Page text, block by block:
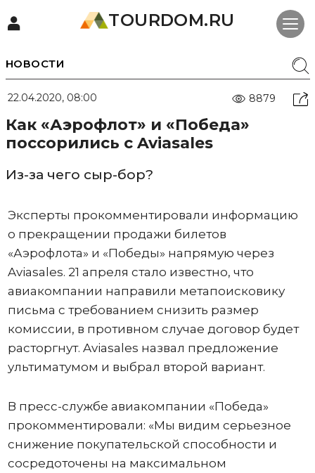
TOURDOM.RU
НОВОСТИ
22.04.2020, 08:00 8879
Как «Аэрофлот» и «Победа»
поссорились с Aviasales
Из-за чего сыр-бор?
Эксперты прокомментировали информацию
о прекращении продажи билетов
«Аэрофлота» и «Победы» напрямую через
Aviasales. 21 апреля стало известно, что
авиакомпании направили метапоисковику
письма с требованием снизить размер
комиссии, в противном случае договор будет
расторгнут. Aviasales назвал предложение
ультиматумом и выбрал второй вариант.
В пресс-службе авиакомпании «Победа»
прокомментировали: «Мы видим серьезное
снижение покупательской способности и
сосредоточены на максимальном